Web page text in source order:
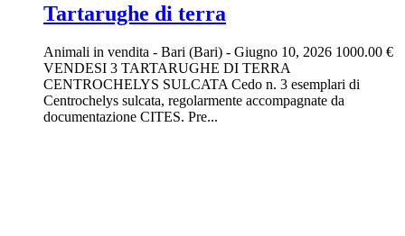
Tartarughe di terra
Animali in vendita - Bari (Bari) - Giugno 10, 2026 1000.00 €
VENDESI 3 TARTARUGHE DI TERRA
CENTROCHELYS SULCATA Cedo n. 3 esemplari di
Centrochelys sulcata, regolarmente accompagnate da
documentazione CITES. Pre...